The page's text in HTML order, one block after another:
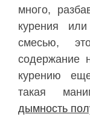
много,
курения
смесью,
содержание
курению
такая
дымность